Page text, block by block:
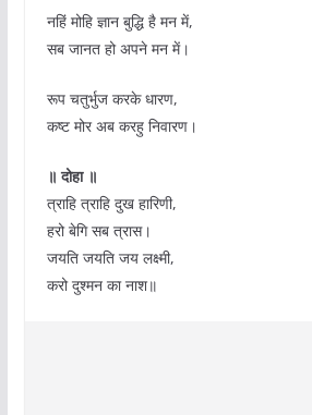
नहिं मोहि ज्ञान बुद्धि है मन में,
सब जानत हो अपने मन में।
रूप चतुर्भुज करके धारण,
कष्ट मोर अब करहु निवारण।
॥ दोहा ॥
त्राहि त्राहि दुख हारिणी,
हरो बेगि सब त्रास।
जयति जयति जय लक्ष्मी,
करो दुश्मन का नाश॥